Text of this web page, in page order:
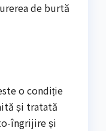
de burtă
o condiție
și tratată
îngrijire și